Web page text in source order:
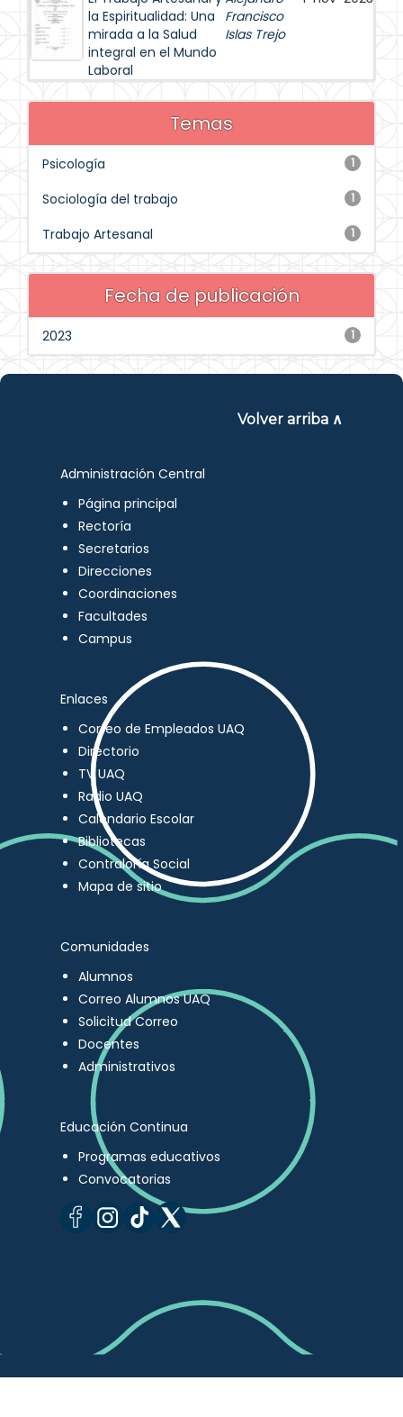
la Espiritualidad: Una
mirada a la Salud
integral en el Mundo
Laboral
Francisco
Islas Trejo
Temas
1
Psicología
1
Sociología del trabajo
1
Trabajo Artesanal
Fecha de publicación
1
2023
Volver arriba ∧
Administración Central
Página principal
Rectoría
Secretarios
Direcciones
Coordinaciones
Facultades
Campus
Enlaces
Correo de Empleados UAQ
Directorio
TV UAQ
Radio UAQ
Calendario Escolar
Bibliotecas
Contraloría Social
Mapa de sitio
Comunidades
Alumnos
Correo Alumnos UAQ
Solicitud Correo
Docentes
Administrativos
Educación Continua
Programas educativos
Convocatorias